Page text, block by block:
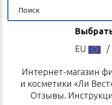
EU
/
Интернет-магазин
и косметики «Ли
Отзывы.